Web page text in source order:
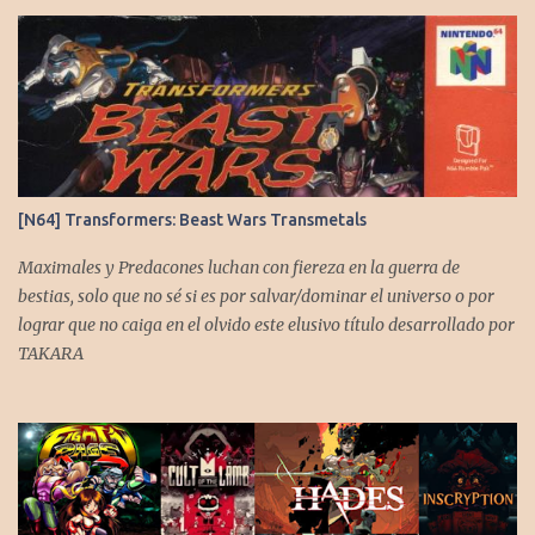
r
i
o
s
[N64] Transformers: Beast Wars Transmetals
Maximales y Predacones luchan con fiereza en la guerra de
bestias, solo que no sé si es por salvar/dominar el universo o por
lograr que no caiga en el olvido este elusivo título desarrollado por
TAKARA